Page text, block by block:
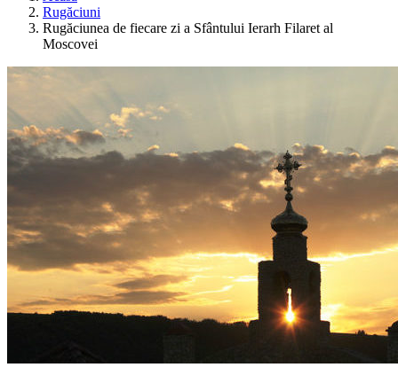
Rugăciuni
Rugăciunea de fiecare zi a Sfântului Ierarh Filaret al
Moscovei